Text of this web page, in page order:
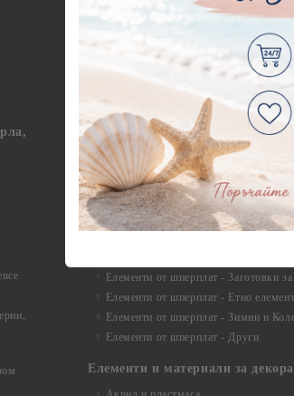
Елементи от бирен картон - Цветя и
Елементи от бирен картон -
Елементи от бирен картон -
Елементи от бирен картон - Други
Елементи от бирен картон - За
съкровища и екслоадиращи кутии
Елементи от бирен картон - Коледа
Елементи от бирен картон -
Елементи от бирен картон - Шейкър
3D картички, албуми, ръчно израбоени
Елементи от шперплат
Елементи от шперплат - Заготовки
Елементи от шперплат - Етно
Елементи от шперплат - Зимни и
Елементи от шперплат - Други
Елементи и материали за